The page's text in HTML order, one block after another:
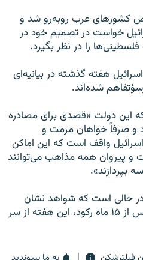
کشورهای عرب روبه‌رو شد و
خواست در تصمیم خود در
را در نظر بگیرد.
هفته گذشته در بیانیه‌ای
شده‌اند.
که این دولت «قصدی برای مصادره
و صرفاً خواهان مرمت و
واقف است که این اماکن
و پیروان همه مذاهب می‌توانند
بپردازند».
حالی است که شواهد نشان
می‌دهد روند صلح خاورمیانه پس از ۱۵ ماه رکود، این هفته از سر